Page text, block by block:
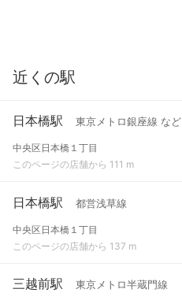
近くの駅
日本橋駅 東京メトロ銀座線 など
中央区日本橋１丁目
このページの店舗から 111 m
日本橋駅 都営浅草線
中央区日本橋１丁目
このページの店舗から 137 m
三越前駅 東京メトロ半蔵門線